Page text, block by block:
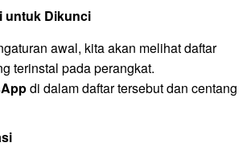
untuk Dikunci
awal, kita akan melihat daftar
terinstal pada perangkat.
di dalam daftar tersebut dan centang